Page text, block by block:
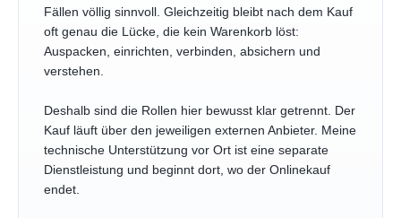
Fällen völlig sinnvoll. Gleichzeitig bleibt nach dem Kauf
oft genau die Lücke, die kein Warenkorb löst:
Auspacken, einrichten, verbinden, absichern und
verstehen.
Deshalb sind die Rollen hier bewusst klar getrennt. Der
Kauf läuft über den jeweiligen externen Anbieter. Meine
technische Unterstützung vor Ort ist eine separate
Dienstleistung und beginnt dort, wo der Onlinekauf
endet.